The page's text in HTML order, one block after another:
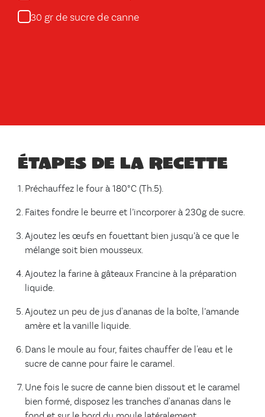
30 gr de sucre de canne
Étapes de la recette
Préchauffez le four à 180°C (Th.5).
Faites fondre le beurre et l’incorporer à 230g de sucre.
Ajoutez les œufs en fouettant bien jusqu’à ce que le
mélange soit bien mousseux.
Ajoutez la farine à gâteaux Francine à la préparation
liquide.
Ajoutez un peu de jus d'ananas de la boîte, l’amande
amère et la vanille liquide.
Dans le moule au four, faites chauffer de l'eau et le
sucre de canne pour faire le caramel.
Une fois le sucre de canne bien dissout et le caramel
bien formé, disposez les tranches d'ananas dans le